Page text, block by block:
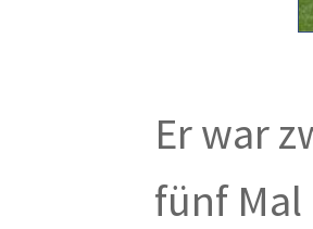
Er war
fünf